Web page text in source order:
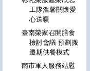
工隊溫馨關懷愛
心送暖
臺南榮家召開膳食
檢討會議 預劃搬
遷期供餐模式
南市軍人服務站慰